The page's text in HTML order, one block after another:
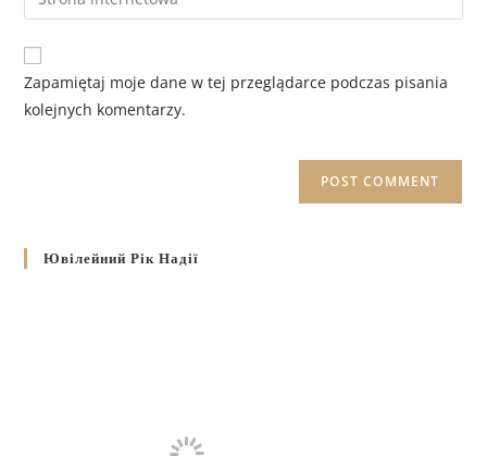
Zapamiętaj moje dane w tej przeglądarce podczas pisania
kolejnych komentarzy.
Ювілейний Рік Надії